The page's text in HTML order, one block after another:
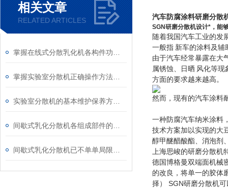
相关文章
RELATED ARTICLES 汽车防腐涂料研磨分散
SGN研磨分散机设计*，能
随着我国汽车工业的发
一般指 新车的涂料及辅
由于汽车经常暴露在大
属锈蚀、日晒 风化等现
方面的要求越来越高。
然而，现有的汽车涂料
一种防腐汽车纳米涂料
技术方案加以实现的大
醇甲醚醋酸酯、消泡剂
上海思峻的研磨分散
德国博格曼双端面机械
的改良，将单一的胶体
择） SGN研磨分散机